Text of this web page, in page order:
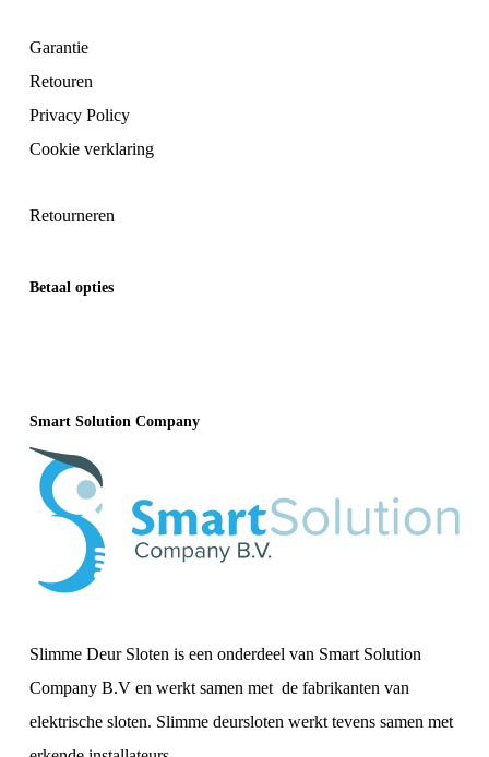
Garantie
Retouren
Privacy Policy
Cookie verklaring
Retourneren
Betaal opties
Smart Solution Company
Slimme Deur Sloten is een onderdeel van Smart Solution
Company B.V en werkt samen met de fabrikanten van
elektrische sloten. Slimme deursloten werkt tevens samen met